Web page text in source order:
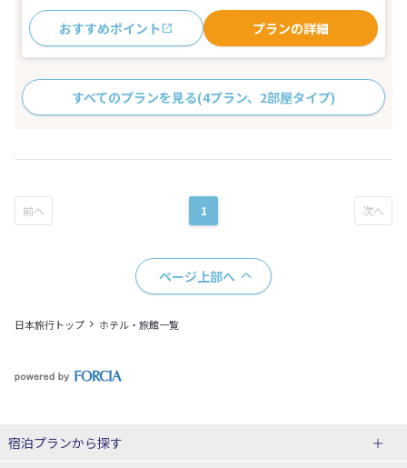
おすすめポイント プランの詳細
すべてのプランを見る(4プラン、2部屋タイプ)
1
ページ上部へ
日本旅行トップ ホテル・旅館一覧
宿泊プランから探す